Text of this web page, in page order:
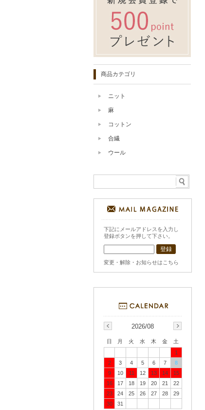
商品カテゴリ
ニット
麻
コットン
合繊
ウール
下記にメールアドレスを入力し
登録ボタンを押して下さい。
変更・解除・お知らせはこちら
2026/08
日 月 火 水 木 金
土
1
2
3 4 5 6 7
8
9
10 11 12 13 14
15
16
17 18 19 20 21
22
23
24 25 26 27 28
29
30
31